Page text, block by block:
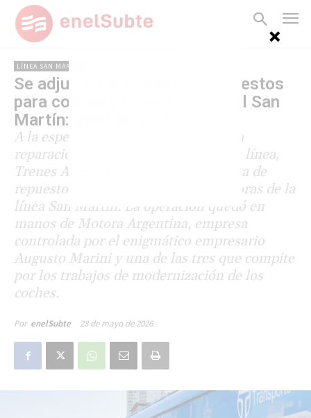
LÍNEA SAN MARTÍN
Se adjudicó la compra de repuestos
para coches y locomotoras del San
Martín: ganó Motora
A la espera de una definición sobre la
reparación del material rodante de la línea,
Trenes Argentinos adjudicó la compra de
repuestos para los coches y locomotoras de la
línea San Martín. La operación quedó en
manos de Motora Argentina, empresa
controlada por el enigmático empresario
Augusto Marini y una de las tres que compite
por los trabajos de modernización de los
coches.
Por enelSubte 28 de mayo de 2026